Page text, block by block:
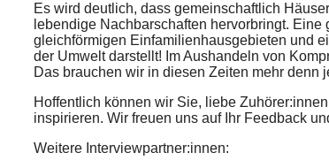
Es wird deutlich, dass gemeinschaftlich
lebendige Nachbarschaften hervorbringt. Eine
gleichförmigen Einfamilienhausgebieten und
der Umwelt darstellt! Im Aushandeln von
Das brauchen wir in diesen Zeiten mehr denn
Hoffentlich können wir Sie, liebe
inspirieren. Wir freuen uns auf Ihr Feedback
Weitere Interviewpartner:innen: